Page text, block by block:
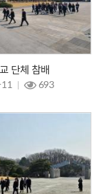
단체 참배
693